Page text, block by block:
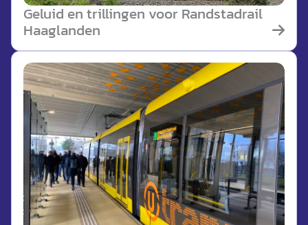
Geluid en trillingen voor Randstadrail
Haaglanden